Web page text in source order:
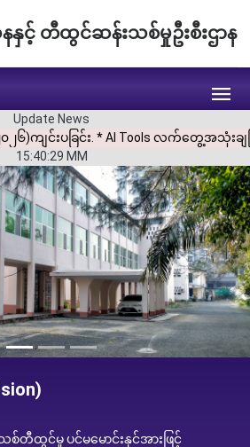
င့် တီထွင်ဆန်းသစ်မှုဦးစီးဌာန
Update News
ျင်းပခြင်း. * AI Tools လက်တွေ့အသုံး
15:40:30 MM
စ်တီထွင်မှု ပင်မမောင်းနှင်အားဖြင့်